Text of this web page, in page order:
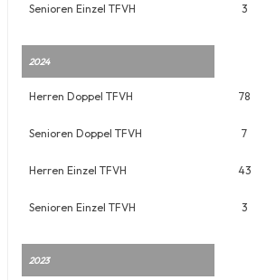
Senioren Einzel TFVH 3
2024
Herren Doppel TFVH 78
Senioren Doppel TFVH 7
Herren Einzel TFVH 43
Senioren Einzel TFVH 3
2023